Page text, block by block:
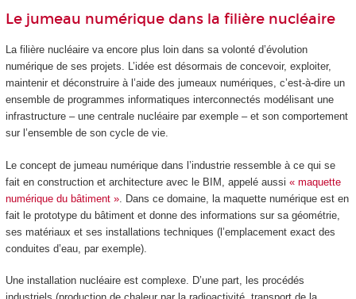
Le jumeau numérique dans la filière nucléaire
La filière nucléaire va encore plus loin dans sa volonté d’évolution
numérique de ses projets. L’idée est désormais de concevoir, exploiter,
maintenir et déconstruire à l’aide des jumeaux numériques, c’est-à-dire un
ensemble de programmes informatiques interconnectés modélisant une
infrastructure – une centrale nucléaire par exemple – et son comportement
sur l’ensemble de son cycle de vie.
Le concept de jumeau numérique dans l’industrie ressemble à ce qui se
fait en construction et architecture avec le BIM, appelé aussi « maquette
numérique du bâtiment ». Dans ce domaine, la maquette numérique est en
fait le prototype du bâtiment et donne des informations sur sa géométrie,
ses matériaux et ses installations techniques (l’emplacement exact des
conduites d’eau, par exemple).
Une installation nucléaire est complexe. D’une part, les procédés